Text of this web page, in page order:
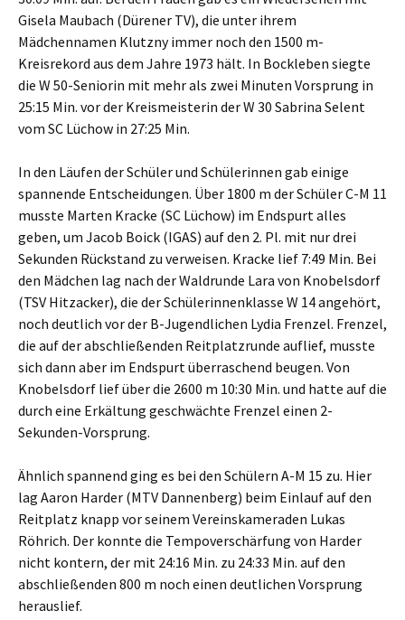
Gisela Maubach (Dürener TV), die unter ihrem
Mädchennamen Klutzny immer noch den 1500 m-
Kreisrekord aus dem Jahre 1973 hält. In Bockleben siegte
die W 50-Seniorin mit mehr als zwei Minuten Vorsprung in
25:15 Min. vor der Kreismeisterin der W 30 Sabrina Selent
vom SC Lüchow in 27:25 Min.
In den Läufen der Schüler und Schülerinnen gab einige
spannende Entscheidungen. Über 1800 m der Schüler C-M 11
musste Marten Kracke (SC Lüchow) im Endspurt alles
geben, um Jacob Boick (IGAS) auf den 2. Pl. mit nur drei
Sekunden Rückstand zu verweisen. Kracke lief 7:49 Min. Bei
den Mädchen lag nach der Waldrunde Lara von Knobelsdorf
(TSV Hitzacker), die der Schülerinnenklasse W 14 angehört,
noch deutlich vor der B-Jugendlichen Lydia Frenzel. Frenzel,
die auf der abschließenden Reitplatzrunde auflief, musste
sich dann aber im Endspurt überraschend beugen. Von
Knobelsdorf lief über die 2600 m 10:30 Min. und hatte auf die
durch eine Erkältung geschwächte Frenzel einen 2-
Sekunden-Vorsprung.
Ähnlich spannend ging es bei den Schülern A-M 15 zu. Hier
lag Aaron Harder (MTV Dannenberg) beim Einlauf auf den
Reitplatz knapp vor seinem Vereinskameraden Lukas
Röhrich. Der konnte die Tempoverschärfung von Harder
nicht kontern, der mit 24:16 Min. zu 24:33 Min. auf den
abschließenden 800 m noch einen deutlichen Vorsprung
herauslief.